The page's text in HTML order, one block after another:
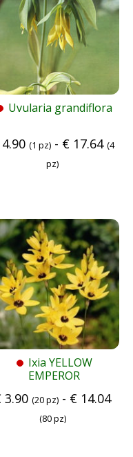
Uvularia grandiflora
(1 pz)- €17.64 (4
pz)
Ixia YELLOW
EMPEROR
3.90 (20 pz) - € 14.04
(80 pz)